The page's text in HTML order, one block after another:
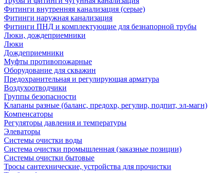
Фитинги внутренняя канализация (серые)
Фитинги наружная канализация
Фитинги ПНД и комплектующие для безнапорной трубы
Люки, дождеприемники
Люки
Дождеприемники
Муфты противопожарные
Оборудование для скважин
Предохранительная и регулирующая арматура
Воздухоотводчики
Группы безопасности
Клапаны разные (баланс, предохр, регулир, подпит, эл-магн)
Компенсаторы
Регуляторы давления и температуры
Элеваторы
Системы очистки воды
Система очистки промышленная (заказные позиции)
Системы очистки бытовые
Тросы сантехнические, устройства для прочистки